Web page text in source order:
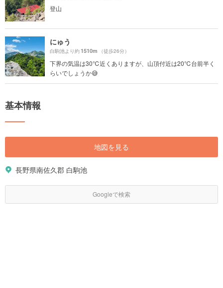
登山
にゅう
白駒池より約1510m （徒歩26分）
下界の気温は30℃近くありますが、山頂付近は20℃台前半く
らいでしょうか😅
基本情報
地図を見る
長野県南佐久郡 白駒池
Googleで検索